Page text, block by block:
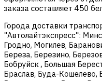
заказа составляет 450
Города доставки
"Автолайтэкспресс":
Гродно, Могилев,
Береза, Березино,
Бобруйск , Большая
Браслав, Буда-Кошелево,